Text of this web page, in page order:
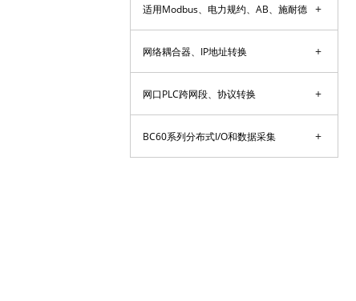
适用Modbus、电力规约、AB、施耐德 +
网络耦合器、IP地址转换 +
网口PLC跨网段、协议转换 +
BC60系列分布式I/O和数据采集 +